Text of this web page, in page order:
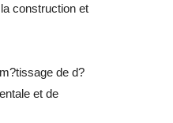
construction et
de d?
et de